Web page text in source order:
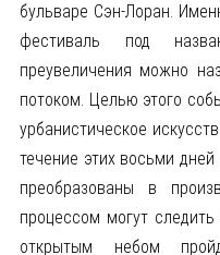
бульваре Сэн-Лоран.
фестиваль под
преувеличения можно
потоком. Целью этого
урбанистическое
течение этих восьми
преобразованы в
процессом могут
открытым небом